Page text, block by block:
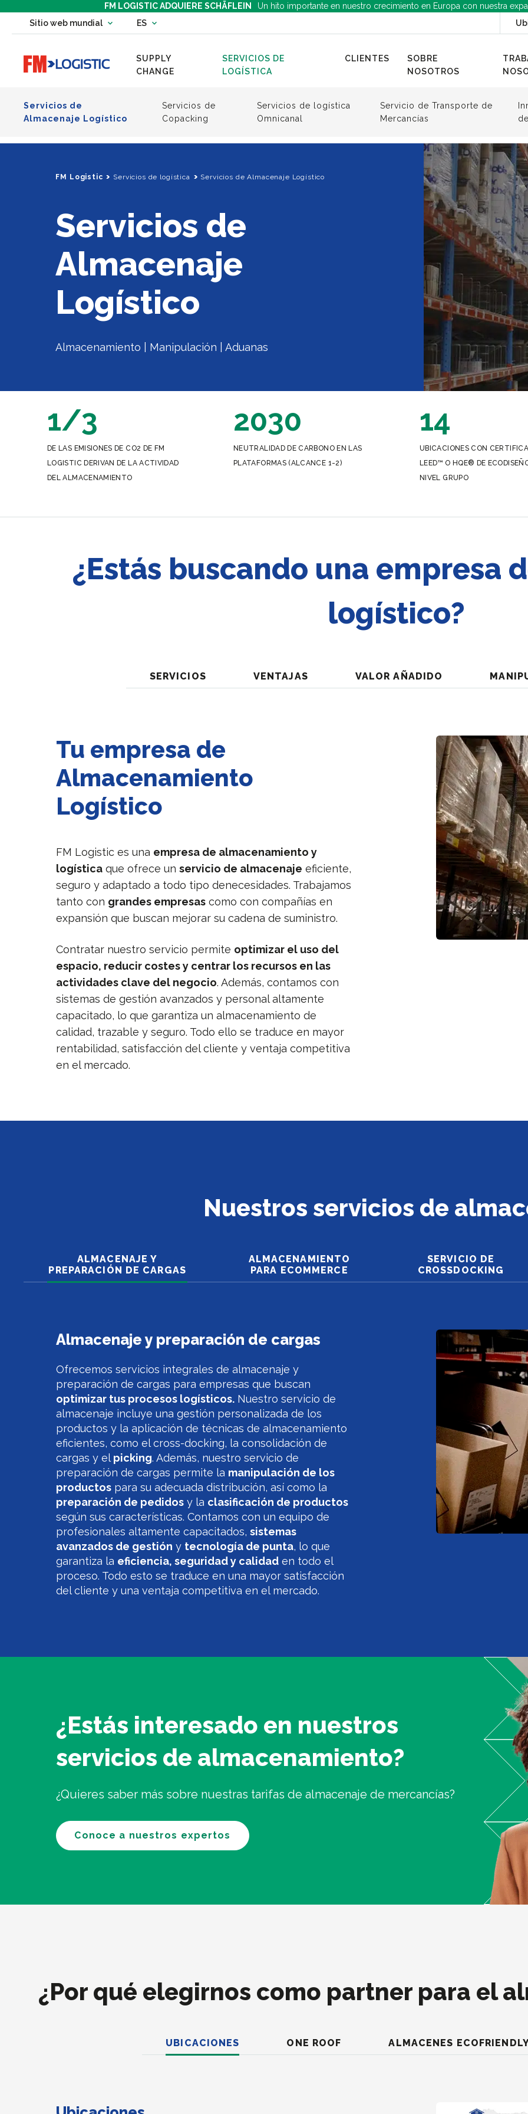
FM LOGISTIC ADQUIERE SCHÄFLEIN Un hito importante en nuestro crecimiento en Europa con nuestra
Sitio web mundial Change country website
ES
Change language
Go to home page
SUPPLY
CHANGE
SERVICIOS DE
LOGÍSTICA
CLIENTES
SOBRE
NOSOTROS
Servicios de
Almacenaje Logístico
Servicios de
Copacking
Servicios de logística
Omnicanal
Servicio de Transporte de
Mercancías
FM Logistic Servicios de logística Servicios de Almacenaje Logístico
Servicios de
Almacenaje
Logístico
Almacenamiento | Manipulación | Aduanas
1/3
DE LAS EMISIONES DE CO2 DE FM
LOGISTIC DERIVAN DE LA ACTIVIDAD
DEL ALMACENAMIENTO
2030
NEUTRALIDAD DE CARBONO EN LAS
PLATAFORMAS (ALCANCE 1-2)
14
UBICACIONES CON
LEED™ O HQE® DE
NIVEL GRUPO
¿Estás buscando una empresa
logístico?
SERVICIOS VENTAJAS VALOR AÑADIDO
Tu empresa de
Almacenamiento
Logístico
FM Logistic es una empresa de almacenamiento y
logística que ofrece unservicio de almacenaje eficiente,
seguro y adaptado a todo tipo denecesidades. Trabajamos
tanto con grandes empresas como con compañías en
expansión que buscan mejorar su cadena de suministro.
Contratar nuestro servicio permite optimizar el uso del
espacio, reducir costes y centrar los recursos en las
actividades clave del negocio. Además, contamos con
sistemas de gestión avanzados y personal altamente
capacitado, lo que garantiza un almacenamiento de
calidad, trazable y seguro. Todo ello se traduce en mayor
rentabilidad, satisfacción del cliente y ventaja competitiva
en el mercado.
Nuestros servicios de
ALMACENAJE Y
PREPARACIÓN DE CARGAS
ALMACENAMIENTO
PARA ECOMMERCE
SERVICIO DE
CROSSDOCKING
Almacenaje y preparación de cargas
Ofrecemos servicios integrales de almacenaje y
preparación de cargas para empresas que buscan
optimizar tus procesos logísticos. Nuestro servicio de
almacenaje incluye una gestión personalizada de los
productos y la aplicación de técnicas de almacenamiento
eficientes, como el cross-docking, la consolidación de
cargas y el picking. Además, nuestro servicio de
preparación de cargas permite la manipulación de los
productos para su adecuada distribución, así como la
preparación de pedidos y la clasificación de productos
según sus características. Contamos con un equipo de
profesionales altamente capacitados,sistemas
avanzados de gestión y tecnología de punta, lo que
garantiza la eficiencia, seguridad y calidad en todo el
proceso. Todo esto se traduce en una mayor satisfacción
del cliente y una ventaja competitiva en el mercado.
¿Estás interesado en nuestros
servicios de almacenamiento?
¿Quieres saber más sobre nuestras tarifas de almacenaje de mercancías?
Conoce a nuestros expertos
¿Por qué elegirnos como partner para el
UBICACIONES ONE ROOF ALMACENES